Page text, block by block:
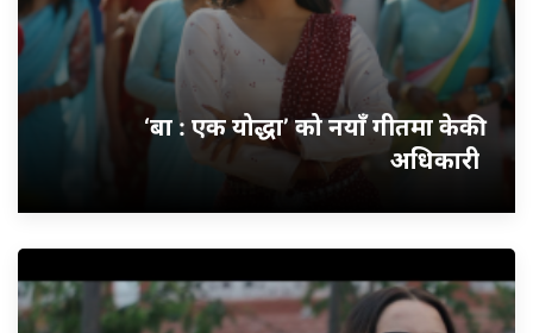
‘बा : एक योद्धा’ को नयाँ गीतमा केकी
अधिकारी